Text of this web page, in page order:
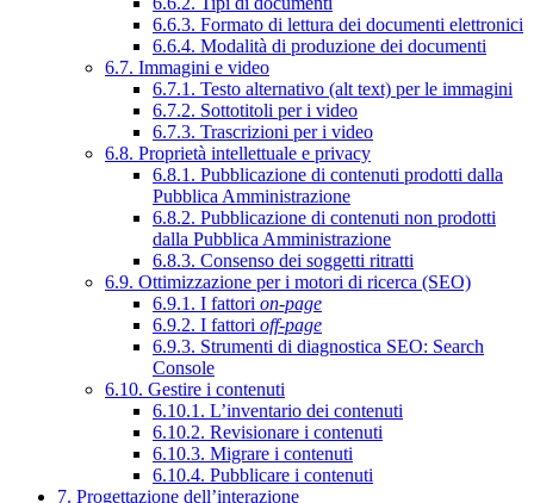
6.6.3. Formato di lettura dei documenti elettronici
6.6.4. Modalità di produzione dei documenti
6.7. Immagini e video
6.7.1. Testo alternativo (alt text) per le immagini
6.7.2. Sottotitoli per i video
6.7.3. Trascrizioni per i video
6.8. Proprietà intellettuale e privacy
6.8.1. Pubblicazione di contenuti prodotti dalla
Pubblica Amministrazione
6.8.2. Pubblicazione di contenuti non prodotti
dalla Pubblica Amministrazione
6.8.3. Consenso dei soggetti ritratti
6.9. Ottimizzazione per i motori di ricerca (SEO)
6.9.1. I fattori on-page
6.9.2. I fattori off-page
6.9.3. Strumenti di diagnostica SEO: Search
Console
6.10. Gestire i contenuti
6.10.1. L’inventario dei contenuti
6.10.2. Revisionare i contenuti
6.10.3. Migrare i contenuti
6.10.4. Pubblicare i contenuti
7. Progettazione dell’interazione